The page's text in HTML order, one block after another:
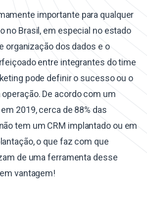
importante para qualquer
no Brasil, em especial no estado
organização dos dados e o
entre integrantes do time
pode definir o sucesso ou o
De acordo com um
2019, cerca de 88% das
tem um CRM implantado ou em
o que faz com que
de uma ferramenta desse
vantagem!